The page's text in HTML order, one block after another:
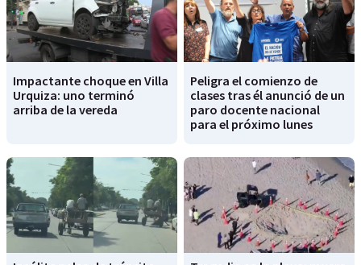
Impactante choque en Villa
Urquiza: uno terminó
arriba de la vereda
Peligra el comienzo de
clases tras él anunció de un
paro docente nacional
para el próximo lunes